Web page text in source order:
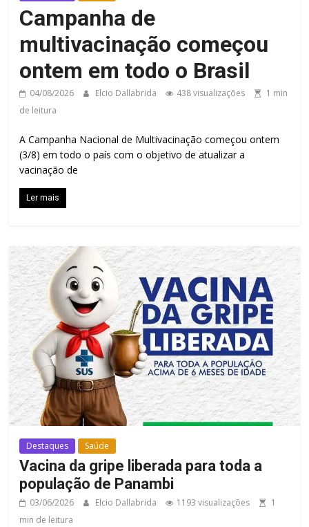
Campanha de
multivacinação começou
ontem em todo o Brasil
04/08/2026 Elcio Dallabrida 438 visualizações
1 min
de leitura
A Campanha Nacional de Multivacinação começou ontem
(3/8) em todo o país com o objetivo de atualizar a
vacinação de
Ler mais
Destaques Saúde
Vacina da gripe liberada para toda a
população de Panambi
03/06/2026 Elcio Dallabrida 1193 visualizações
1
min de leitura